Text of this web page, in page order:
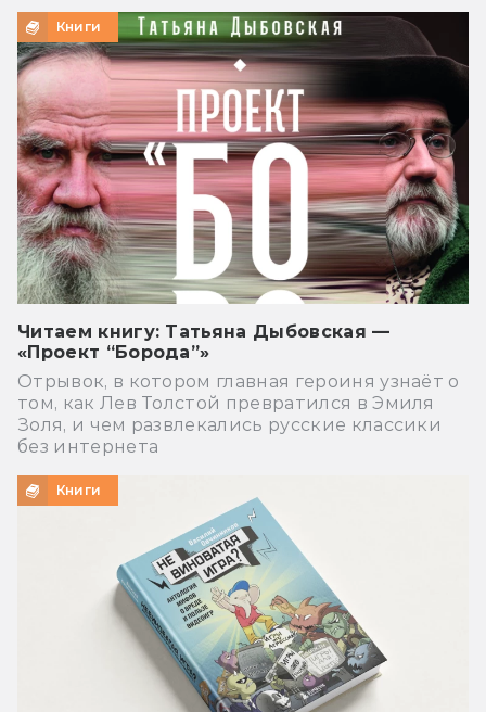
Книги
Читаем книгу: Татьяна Дыбовская —
«Проект “Борода”»
Отрывок, в котором главная героиня узнаёт о
том, как Лев Толстой превратился в Эмиля
Золя, и чем развлекались русские классики
без интернета
Книги